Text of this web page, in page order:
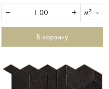
м²
В корзину